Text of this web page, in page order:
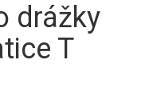
drážky
T